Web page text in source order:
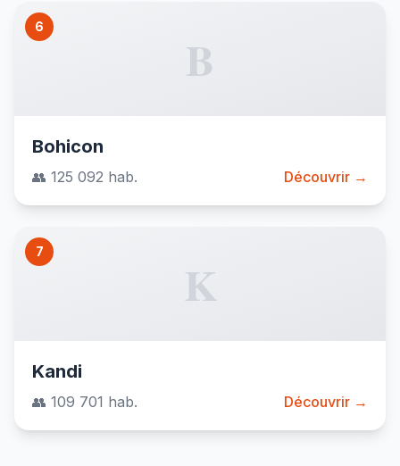
6
B
Bohicon
👥 125 092 hab. Découvrir →
7
K
Kandi
👥 109 701 hab. Découvrir →